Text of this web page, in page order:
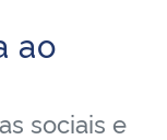
ao
sociais e